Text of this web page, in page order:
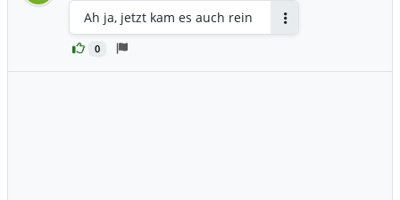
0
Ah ja, jetzt kam es auch rein